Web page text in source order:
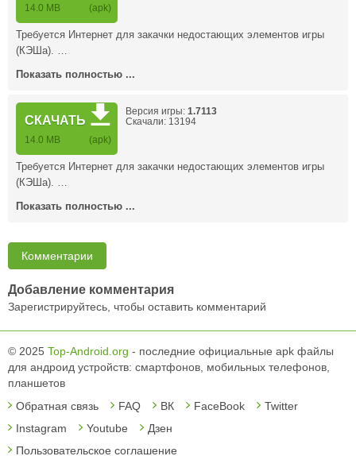
14.0 MB (apk)
Требуется Интернет для закачки недостающих элементов игры
(КЭШа). …
Показать полностью ...
СКАЧАТЬ
14.0 MB (apk)
Версия игры: 1.7113
Скачали: 13194
Требуется Интернет для закачки недостающих элементов игры
(КЭШа). …
Показать полностью ...
Комментарии
Добавление комментария
Зарегистрируйтесь, чтобы оставить комментарий
© 2025 Top-Android.org - последние официальные apk файлы
для андроид устройств: смартфонов, мобильных телефонов,
планшетов
Обратная связь
FAQ ВК FaceBook
Twitter
Instagram
Youtube
Дзен
Пользовательское соглашение